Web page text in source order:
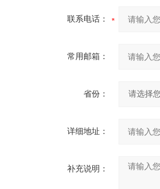
联系电话：
常用邮箱：
省份：
详细地址：
补充说明：